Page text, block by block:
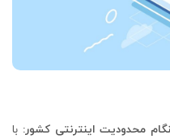
محدودیت اینترنتی کشور: با